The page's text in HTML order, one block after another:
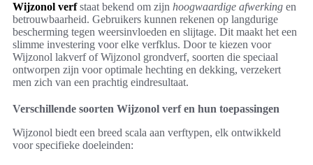
Wijzonol verfstaat bekend om zijn hoogwaardige afwerking en
betrouwbaarheid. Gebruikers kunnen rekenen op langdurige
bescherming tegen weersinvloeden en slijtage. Dit maakt het een
slimme investering voor elke verfklus. Door te kiezen voor
Wijzonol lakverf of Wijzonol grondverf, soorten die speciaal
ontworpen zijn voor optimale hechting en dekking, verzekert
men zich van een prachtig eindresultaat.
Verschillende soorten Wijzonol verf en hun toepassingen
Wijzonol biedt een breed scala aan verftypen, elk ontwikkeld
voor specifieke doeleinden: